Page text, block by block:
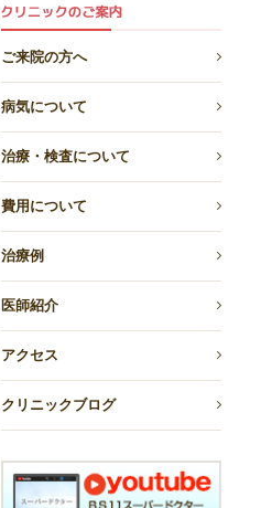
ご来院の方へ
病気について
治療・検査について
費用について
治療例
医師紹介
アクセス
クリニックブログ